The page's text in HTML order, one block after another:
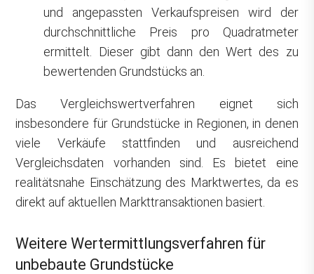
und angepassten Verkaufspreisen wird der
durchschnittliche Preis pro Quadratmeter
ermittelt. Dieser gibt dann den Wert des zu
bewertenden Grundstücks an.
Das Vergleichswertverfahren eignet sich
insbesondere für Grundstücke in Regionen, in denen
viele Verkäufe stattfinden und ausreichend
Vergleichsdaten vorhanden sind. Es bietet eine
realitätsnahe Einschätzung des Marktwertes, da es
direkt auf aktuellen Markttransaktionen basiert.
Weitere Wertermittlungsverfahren für
unbebaute Grundstücke